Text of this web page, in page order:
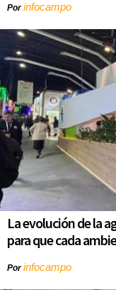
Porinfocampo
La evolución de la
para que cada
Porinfocampo